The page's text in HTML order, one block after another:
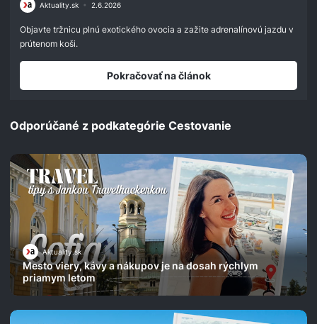
minute,
16
seconds
Aktuality.sk • 2.6.2026
Objavte tržnicu plnú exotického ovocia a zažite adrenalínovú jazdu v
prútenom koši.
Pokračovať na článok
Odporúčané z podkategórie Cestovanie
Aktuality.sk
Mesto viery, kávy a nákupov je na dosah rýchlym
priamym letom